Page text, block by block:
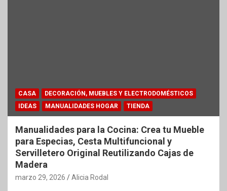
CASA
DECORACIÓN, MUEBLES Y ELECTRODOMÉSTICOS
IDEAS
MANUALIDADES HOGAR TIENDA
Manualidades para la Cocina: Crea tu Mueble
para Especias, Cesta Multifuncional y
Servilletero Original Reutilizando Cajas de
Madera
marzo 29, 2026 Alicia Rodal